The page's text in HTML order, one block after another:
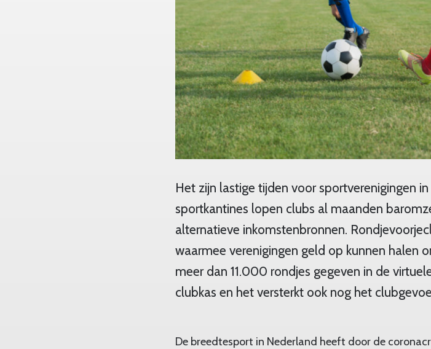
Het zijn lastige tijden voor sportverenigingen
sportkantines lopen clubs al maanden
alternatieve inkomstenbronnen.
waarmee verenigingen geld op kunnen halen
meer dan 11.000 rondjes gegeven in de
clubkas en het versterkt ook nog het
De breedtesport in Nederland heeft door de